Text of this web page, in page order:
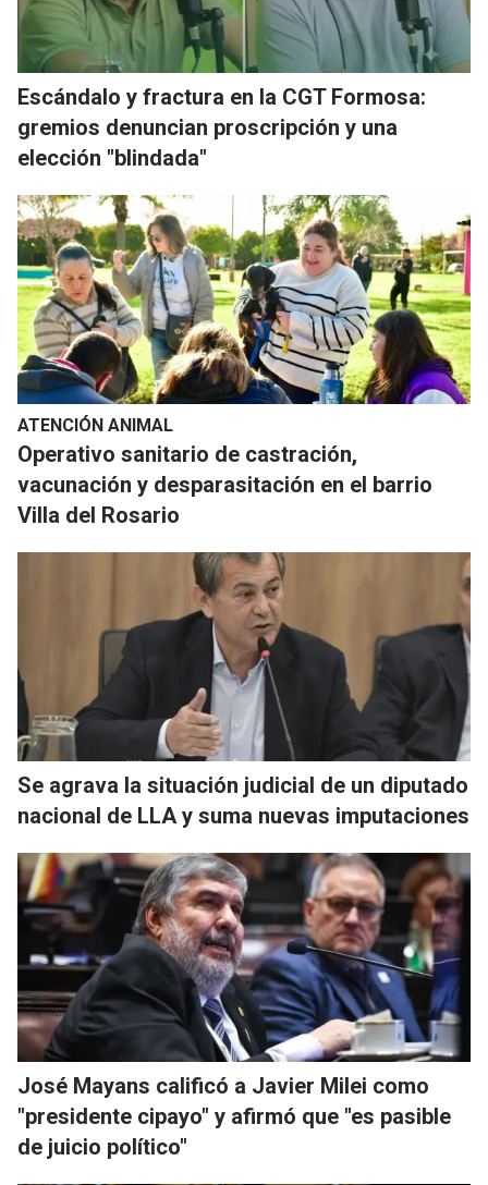
Escándalo y fractura en la CGT Formosa:
gremios denuncian proscripción y una
elección "blindada"
ATENCIÓN ANIMAL
Operativo sanitario de castración,
vacunación y desparasitación en el barrio
Villa del Rosario
Se agrava la situación judicial de un diputado
nacional de LLA y suma nuevas imputaciones
José Mayans calificó a Javier Milei como
"presidente cipayo" y afirmó que "es pasible
de juicio político"